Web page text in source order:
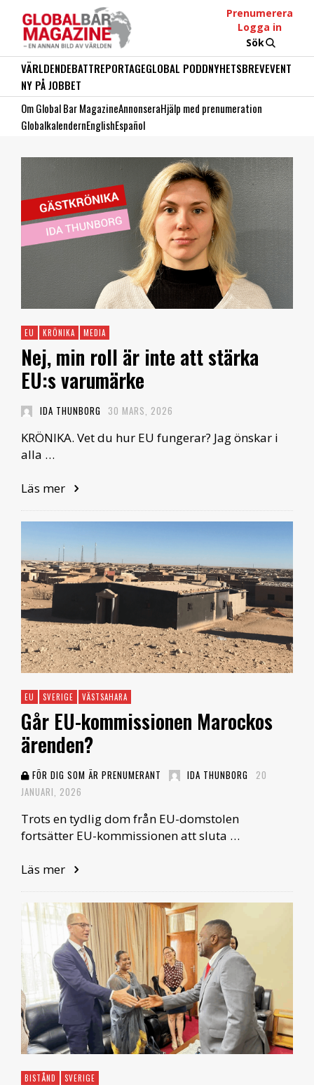
Prenumerera
Logga in
Sök
VÄRLDENDEBATTREPORTAGEGLOBAL PODDNYHETSBREVEVENT
NY PÅ JOBBET
Om Global Bar MagazineAnnonseraHjälp med prenumeration
GlobalkalendernEnglishEspañol
EU KRÖNIKA MEDIA
Nej, min roll är inte att stärka
EU:s varumärke
IDA THUNBORG 30 MARS, 2026
KRÖNIKA. Vet du hur EU fungerar? Jag önskar i
alla …
Läs mer
EU SVERIGE VÄSTSAHARA
Går EU-kommissionen Marockos
ärenden?
FÖR DIG SOM ÄR PRENUMERANT IDA THUNBORG
20
JANUARI, 2026
Trots en tydlig dom från EU-domstolen
fortsätter EU-kommissionen att sluta …
Läs mer
BISTÅND SVERIGE